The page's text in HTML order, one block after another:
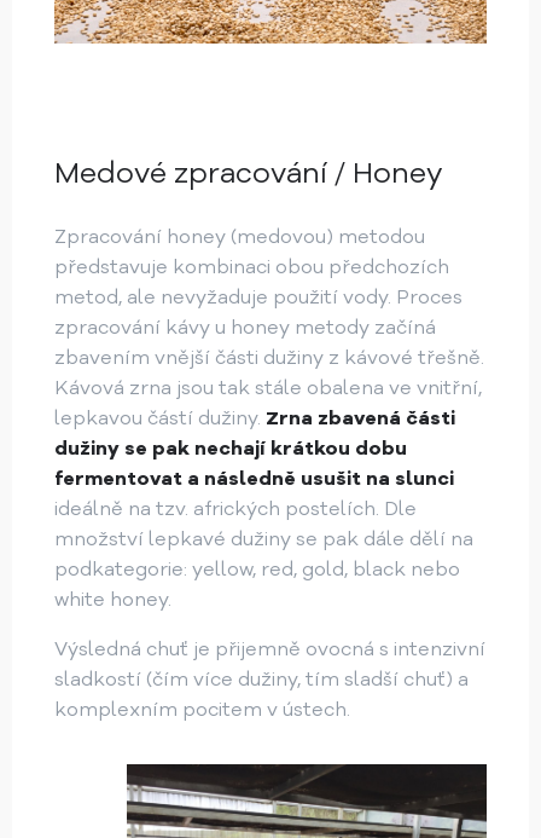
Medové zpracování / Honey
Zpracování honey (medovou) metodou
představuje kombinaci obou předchozích
metod, ale nevyžaduje použití vody. Proces
zpracování kávy u honey metody začíná
zbavením vnější části dužiny z kávové třešně.
Kávová zrna jsou tak stále obalena ve vnitřní,
lepkavou částí dužiny. Zrna zbavená části
dužiny se pak nechají krátkou dobu
fermentovat a následně usušit na slunci
ideálně na tzv. afrických postelích. ​​Dle
množství lepkavé dužiny se pak dále dělí na
podkategorie: yellow, red, gold, black nebo
white honey.
Výsledná chuť je přijemně ovocná s intenzivní
sladkostí (čím více dužiny, tím sladší chuť) a
komplexním pocitem v ústech.